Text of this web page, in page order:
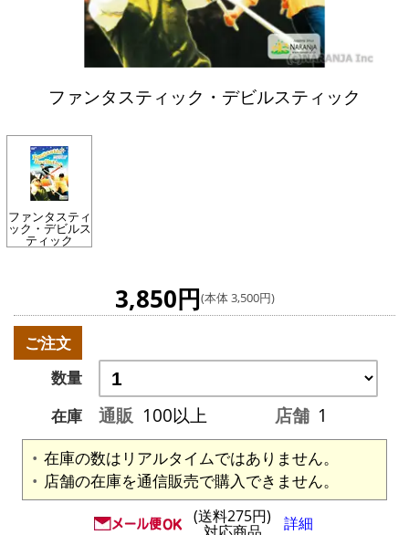
ファンタスティック・デビルスティック
ファンタスティ
ック・デビルス
ティック
3,850円(本体 3,500円)
ご注文
数量
在庫
通販 100以上 店舗 1
在庫の数はリアルタイムではありません。
店舗の在庫を通信販売で購入できません。
(送料275円) 詳細